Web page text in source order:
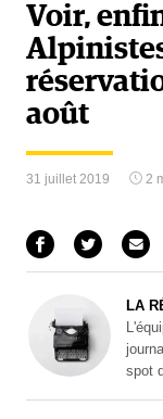
Voir,
août
31 juillet 2019 2
LA
spot